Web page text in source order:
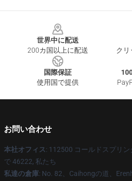
世界中に配送
200カ国以上に配送
ク
国際保証
使用国で提供
お問い合わせ
本社オフィス: 112500 コールドスプリ
で 46222, 私たち
私達の倉庫: No. 82、Caihongの道、